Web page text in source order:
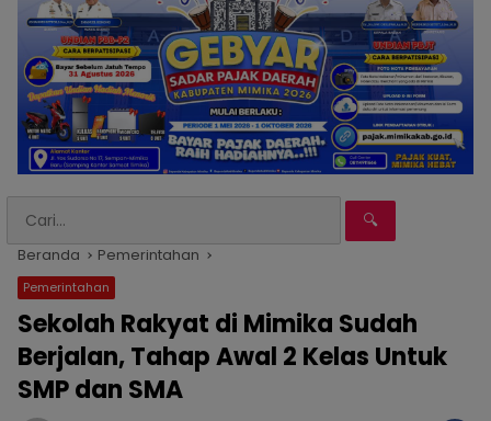
🔍
Beranda Pemerintahan
Pemerintahan
Sekolah Rakyat di Mimika Sudah
Berjalan, Tahap Awal 2 Kelas Untuk
SMP dan SMA